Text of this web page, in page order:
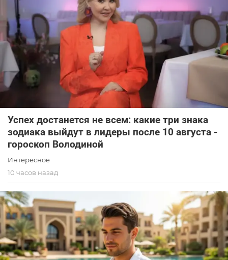
Успех достанется не всем: какие три знака
зодиака выйдут в лидеры после 10 августа -
гороскоп Володиной
Интересное
10 часов назад